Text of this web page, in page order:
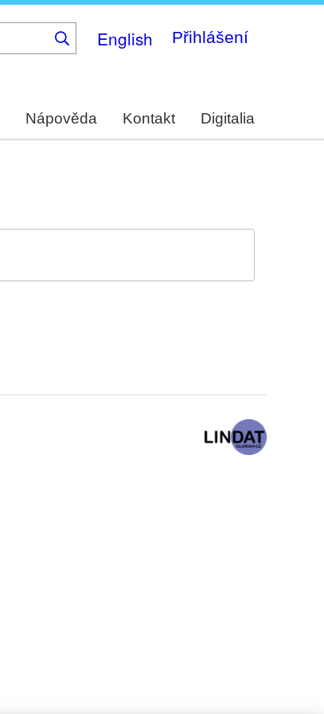
English Přihlášení
Nápověda Kontakt Digitalia